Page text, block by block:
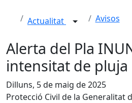
Actualitat Avisos
Alerta del Pla
intensitat de pluja
Dilluns, 5 de maig de 2025
Protecció Civil de la Generalitat